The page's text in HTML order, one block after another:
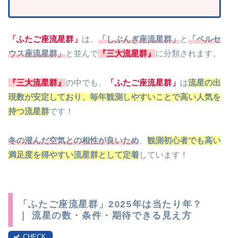
「ふたご座流星群」 は、 「しぶんぎ座流星群」と「ペルセ
ウス座流星群」と並んで 『三大流星群』 に分類されます。
『三大流星群』 の中でも、 「ふたご座流星群」 は流星の出
現数が安定しており、毎年観測しやすいことで高い人気を
持つ流星群です！
冬の澄んだ空気との相性が良いため
観測初心者でも高い
満足度を得やすい流星群として定着しています！
「ふたご座流星群」2025年は当たり年？
｜ 流星の数・条件・期待できる見え方